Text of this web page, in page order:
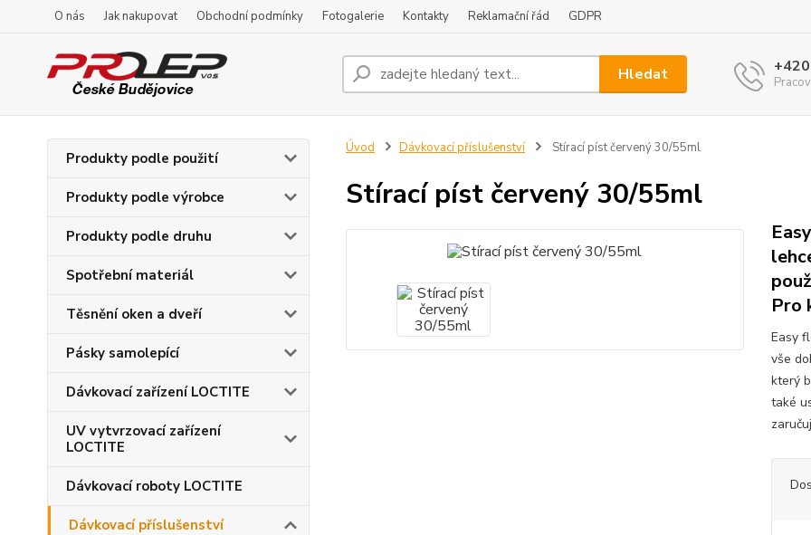
O nás Jak nakupovat Obchodní podmínky Fotogalerie Kontakty Reklamační řád GDPR
Hledat
Produkty podle použití
Produkty podle výrobce
Produkty podle druhu
Spotřební materiál
Těsnění oken a dveří
Pásky samolepící
Dávkovací zařízení LOCTITE
UV vytvrzovací zařízení
LOCTITE
Dávkovací roboty LOCTITE
Dávkovací příslušenství
Úvod Dávkovací příslušenství Stírací píst červený 30/55ml
Stírací píst červený 30/55ml
Pro
Easy
vše
který
také